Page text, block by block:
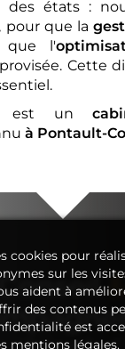
des états :
pour que la
que l'
Cette
est un
à Pontault-
cookies pour
sur les
aident à
des contenus
est
mentions légales.